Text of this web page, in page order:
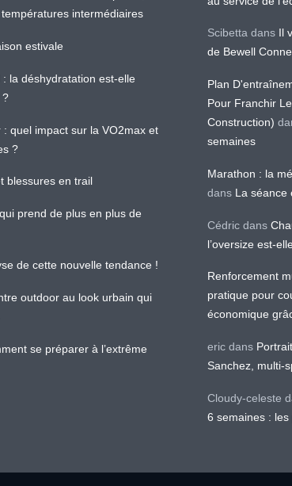
intermédiaires
estivale
la déshydratation est-elle
?
quel impact sur la VO2max et
?
blessures en trail
prend de plus en plus de
de cette nouvelle tendance !
outdoor au look urbain qui
se préparer à l’extrême
Scibetta dans Il
de Bewell
Plan
Pour Franchir
Construction)
semaines
Marathon : la
dans La séance
Cédric dans
l’oversize est-
Renforcement
pratique pour
économique
eric dans
Sanchez, multi-
Cloudy-celeste
6 semaines : les